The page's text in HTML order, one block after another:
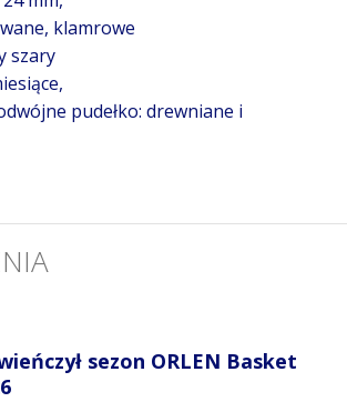
klamrowe
szary
pudełko: drewniane i
sezon ORLEN Basket